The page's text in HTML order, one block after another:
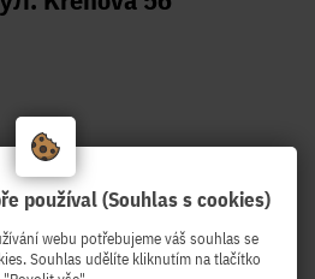
používal (Souhlas s cookies)
webu potřebujeme váš souhlas se
Souhlas udělíte kliknutím na tlačítko